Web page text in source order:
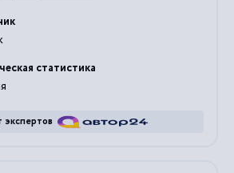
статистика
экспертов